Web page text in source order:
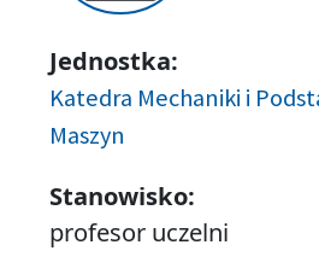
Jednostka:
Katedra Mechaniki i
Maszyn
Stanowisko:
profesor uczelni